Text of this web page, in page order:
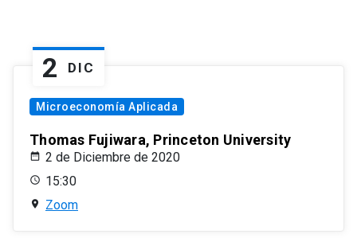
2 DIC
Microeconomía Aplicada
Thomas Fujiwara, Princeton University
2 de Diciembre de 2020
15:30
Zoom